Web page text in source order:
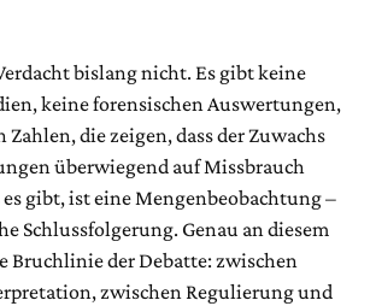
bislang nicht. Es gibt keine
keine forensischen Auswertungen,
Zahlen, die zeigen, dass der Zuwachs
überwiegend auf Missbrauch
gibt, ist eine Mengenbeobachtung –
Schlussfolgerung. Genau an diesem
Bruchlinie der Debatte: zwischen
zwischen Regulierung und